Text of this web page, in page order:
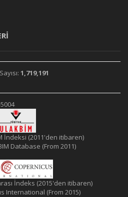
1,719,191
İndeksi (2011'den itibaren)
Database (From 2011)
İndeks (2015'den itibaren)
International (From 2015)